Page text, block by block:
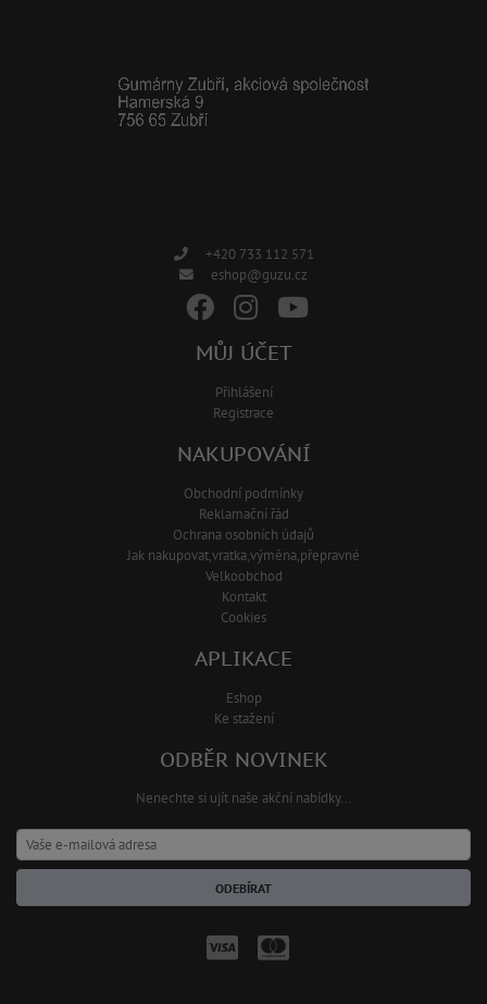
+420 733 112 571
eshop@guzu.cz
MŮJ ÚČET
Přihlášení
Registrace
NAKUPOVÁNÍ
Obchodní podmínky
Reklamační řád
Ochrana osobních údajů
Jak nakupovat,vratka,výměna,přepravné
Velkoobchod
Kontakt
Cookies
APLIKACE
Eshop
Ke stažení
ODBĚR NOVINEK
Nenechte si ujít naše akční nabídky...
ODEBÍRAT